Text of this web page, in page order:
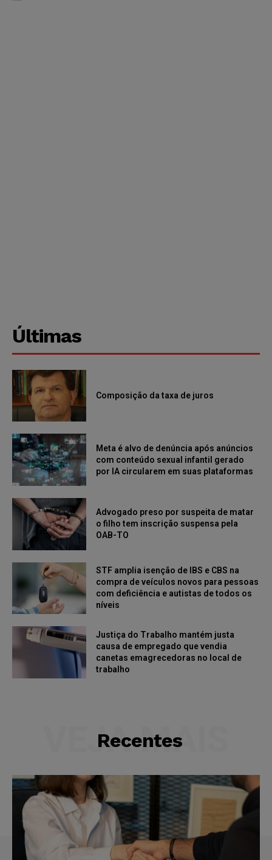
Últimas
Composição da taxa de juros
Meta é alvo de denúncia após anúncios
com conteúdo sexual infantil gerado
por IA circularem em suas plataformas
Advogado preso por suspeita de matar
o filho tem inscrição suspensa pela
OAB-TO
STF amplia isenção de IBS e CBS na
compra de veículos novos para pessoas
com deficiência e autistas de todos os
níveis
Justiça do Trabalho mantém justa
causa de empregado que vendia
canetas emagrecedoras no local de
trabalho
Recentes
VEJA MAIS